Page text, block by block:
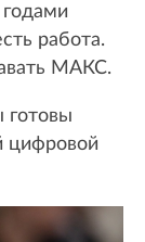
работа.
МАКС.
готовы
цифровой